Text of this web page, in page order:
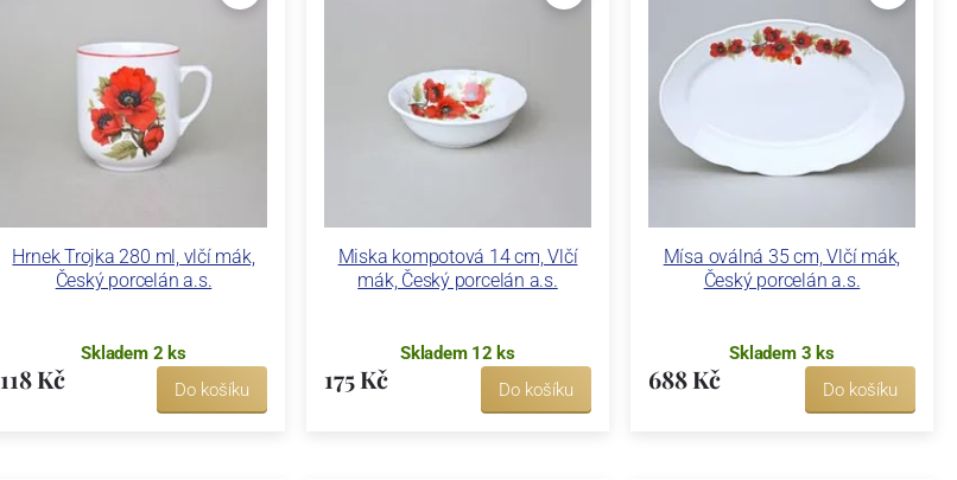
Hrnek Trojka 280 ml, vlčí mák,
Český porcelán a.s.
Skladem 2 ks
118 Kč Do košíku
Miska kompotová 14 cm, Vlčí
mák, Český porcelán a.s.
Skladem 12 ks
175 Kč Do košíku
Mísa oválná 35 cm, Vlčí mák,
Český porcelán a.s.
Skladem 3 ks
688 Kč Do košíku